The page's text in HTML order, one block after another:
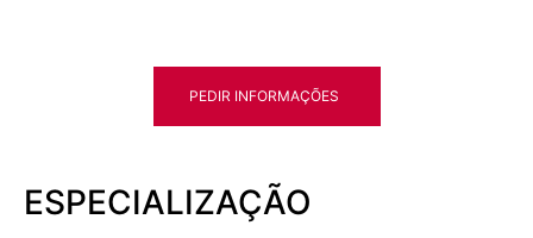
PEDIR INFORMAÇÕES
ESPECIALIZAÇÃO